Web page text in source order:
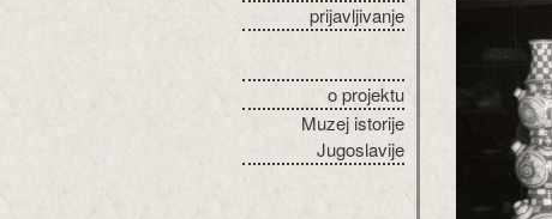
prijavljivanje
o projektu
Muzej istorije
Jugoslavije